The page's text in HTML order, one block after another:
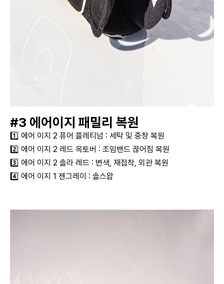
#3 에어이지 패밀리 복원
1️⃣ 에어 이지 2 퓨어 플레티넘 : 세탁 및 중창 복원
2️⃣ 에어 이지 2 레드 옥토버 : 조임밴드 끊어짐 복원
3️⃣ 에어 이지 2 솔라 레드 : 변색, 재접착, 외관 복원
4️⃣ 에어 이지 1 젠그레이 : 솔스왑